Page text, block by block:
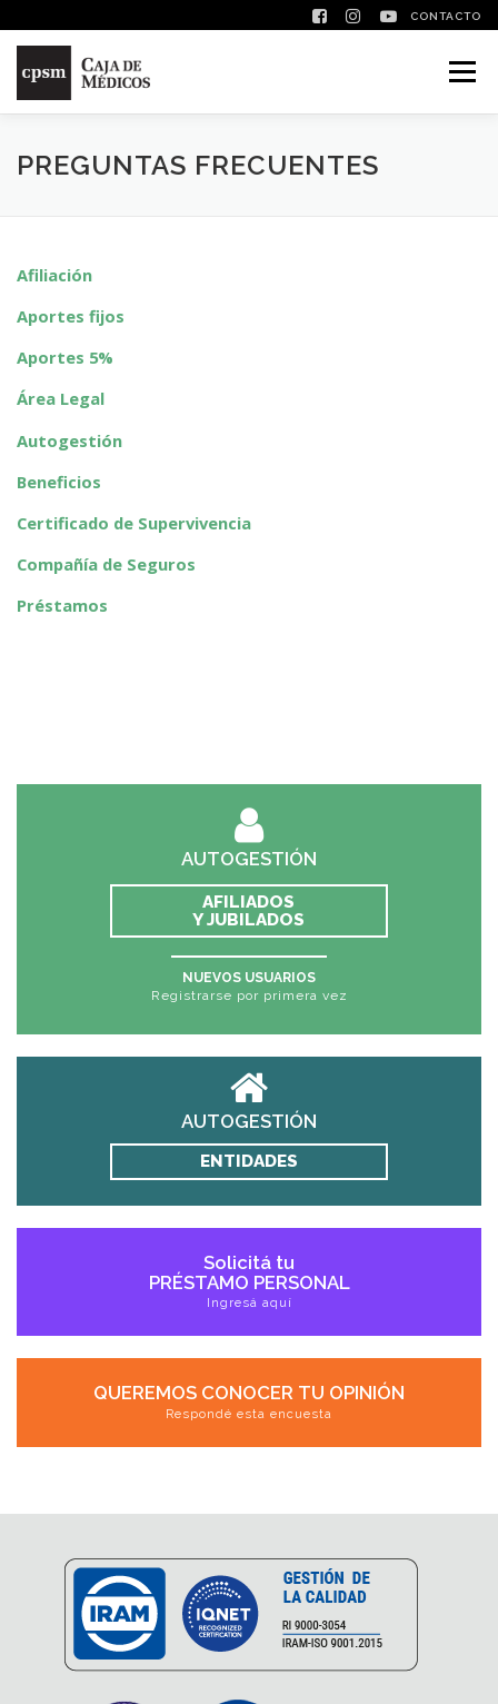
CONTACTO
Menú
PREGUNTAS FRECUENTES
Afiliación
Aportes fijos
Aportes 5%
Área Legal
Autogestión
Beneficios
Certificado de Supervivencia
Compañía de Seguros
Préstamos
AUTOGESTIÓN
AFILIADOS
Y JUBILADOS
NUEVOS USUARIOS
Registrarse por primera vez
AUTOGESTIÓN
ENTIDADES
Solicitá tu
PRÉSTAMO PERSONAL
Ingresá aquí
QUEREMOS CONOCER TU OPINIÓN
Respondé esta encuesta